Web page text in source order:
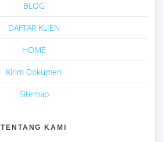
BLOG
DAFTAR KLIEN
HOME
Kirim Dokumen
Sitemap
TENTANG KAMI